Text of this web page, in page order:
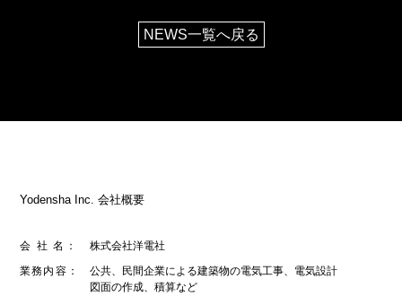
NEWS一覧へ戻る
Yodensha Inc. 会社概要
会 社 名：
株式会社洋電社
業務内容：
公共、⺠間企業による建築物の電気⼯事、電気設計
図⾯の作成、積算など